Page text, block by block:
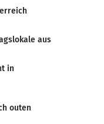
aus
in
outen